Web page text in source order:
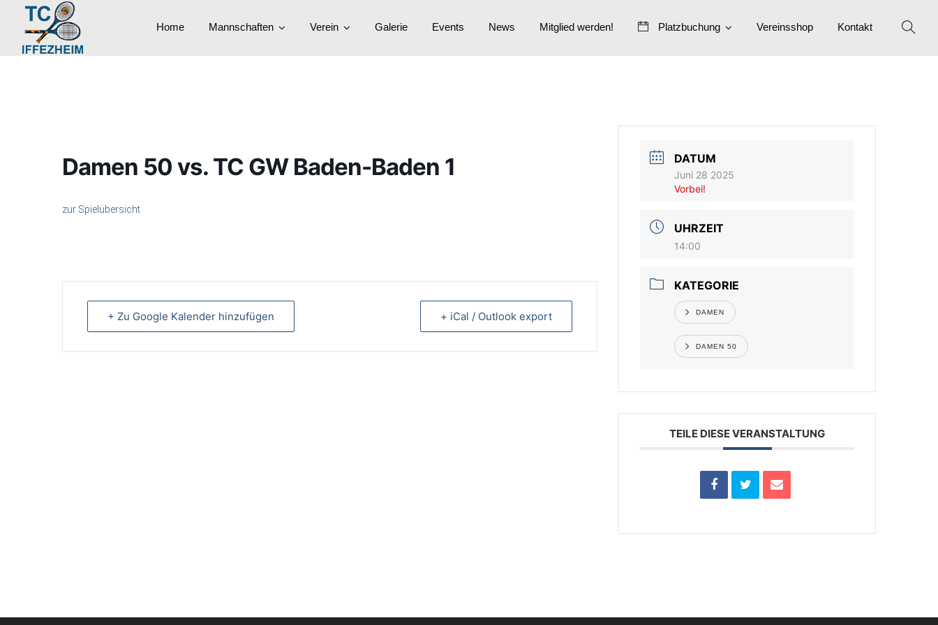
Home Mannschaften Verein Galerie Events News Mitglied werden! Platzbuchung Vereinsshop Kontakt
Damen 50 vs. TC GW Baden-Baden 1
zur Spielübersicht
+ Zu Google Kalender hinzufügen + iCal / Outlook export
DATUM
Juni 28 2025
Vorbei!
UHRZEIT
14:00
KATEGORIE
DAMEN
DAMEN 50
TEILE DIESE VERANSTALTUNG